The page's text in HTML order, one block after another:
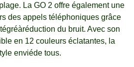
La GO 2 offre également une
des appels téléphoniques grâce
du bruit. Avec son
en 12 couleurs éclatantes, la
enviéde tous.